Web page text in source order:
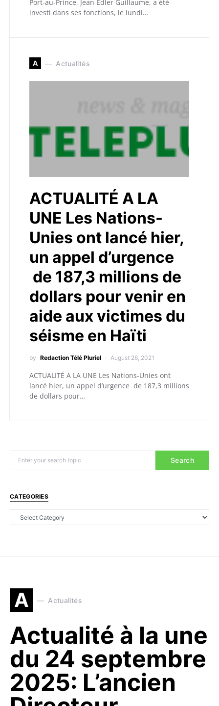
Port-au-Prince, Jean Edler Guillaume, a été
investi dans ses fonctions, le lundi…
A Actualités
ACTUALITÉ A LA
UNE Les Nations-
Unies ont lancé hier,
un appel d’urgence
de 187,3 millions de
dollars pour venir en
aide aux victimes du
séisme en Haïti
by Redaction Télé Pluriel August 26, 2021
ACTUALITÉ A LA UNE Les Nations-Unies ont
lancé hier, un appel d’urgence de 187,3 millions
de dollars pour…
Search
CATEGORIES
A Actualités
Actualité à la une
du 24 septembre
2025: L’ancien